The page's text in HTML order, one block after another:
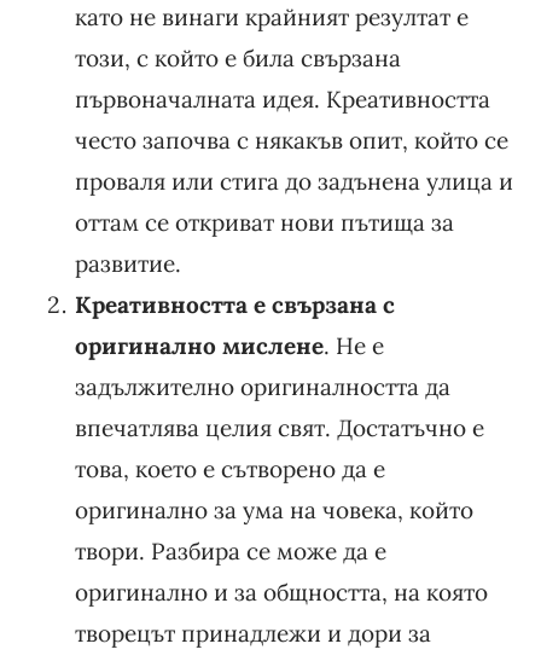
като не винаги крайният резултат е
този, с който е била свързана
първоначалната идея. Креативността
често започва с някакъв опит, който се
проваля или стига до задънена улица и
оттам се откриват нови пътища за
развитие.
Креативността е свързана с
оригинално мислене. Не е
задължително оригиналността да
впечатлява целия свят. Достатъчно е
това, което е сътворено да е
оригинално за ума на човека, който
твори. Разбира се може да е
оригинално и за общността, на която
творецът принадлежи и дори за